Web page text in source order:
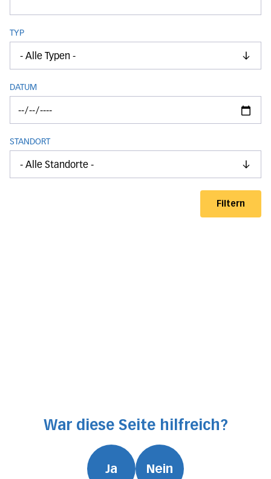
TYP
- Alle Typen -test
DATUM
STANDORT
- Alle Standorte -test
Filtern
War diese Seite hilfreich?
Ja Nein